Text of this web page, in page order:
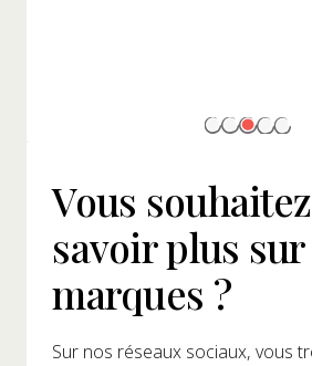
Vous
savoir plus
marques ?
Sur nos réseaux sociaux, vous